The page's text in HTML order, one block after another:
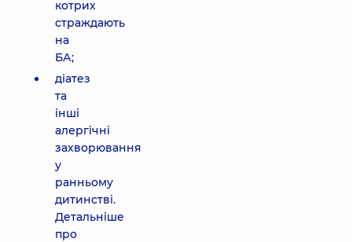
котрих
страждають
на
БА;
діатез
та
інші
алергічні
захворювання
у
ранньому
дитинстві.
Детальніше
про